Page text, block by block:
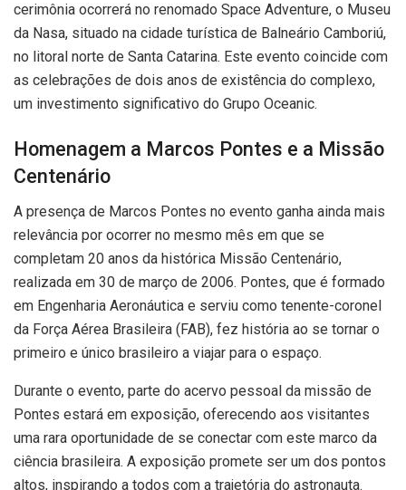
cerimônia ocorrerá no renomado Space Adventure, o Museu
da Nasa, situado na cidade turística de Balneário Camboriú,
no litoral norte de Santa Catarina. Este evento coincide com
as celebrações de dois anos de existência do complexo,
um investimento significativo do Grupo Oceanic.
Homenagem a Marcos Pontes e a Missão
Centenário
A presença de Marcos Pontes no evento ganha ainda mais
relevância por ocorrer no mesmo mês em que se
completam 20 anos da histórica Missão Centenário,
realizada em 30 de março de 2006. Pontes, que é formado
em Engenharia Aeronáutica e serviu como tenente-coronel
da Força Aérea Brasileira (FAB), fez história ao se tornar o
primeiro e único brasileiro a viajar para o espaço.
Durante o evento, parte do acervo pessoal da missão de
Pontes estará em exposição, oferecendo aos visitantes
uma rara oportunidade de se conectar com este marco da
ciência brasileira. A exposição promete ser um dos pontos
altos, inspirando a todos com a trajetória do astronauta.